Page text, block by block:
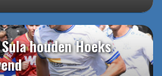
houden Hoeks